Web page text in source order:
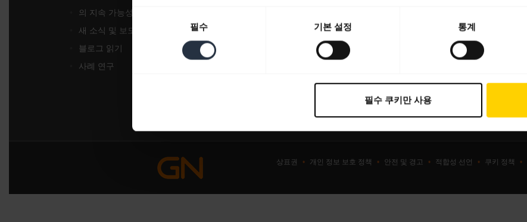
동
의
필수 기본 설정 통계
필수 쿠키만 사용
의 지속 가능성
새 소식 및 보도자료
블로그 읽기
사례 연구
상표권 개인 정보 보호 정책 안전 및 경고 적합성 선언 쿠키 정책